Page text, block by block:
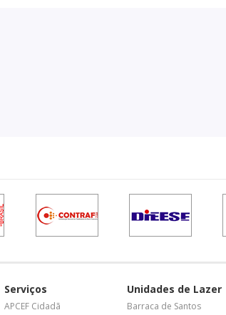
Serviços
APCEF Cidadã
Unidades de Lazer
Barraca de Santos